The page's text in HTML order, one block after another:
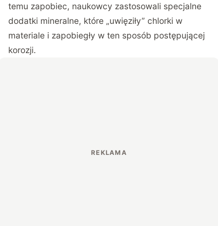
temu zapobiec, naukowcy zastosowali specjalne
dodatki mineralne, które „uwięziły” chlorki w
materiale i zapobiegły w ten sposób postępującej
korozji.